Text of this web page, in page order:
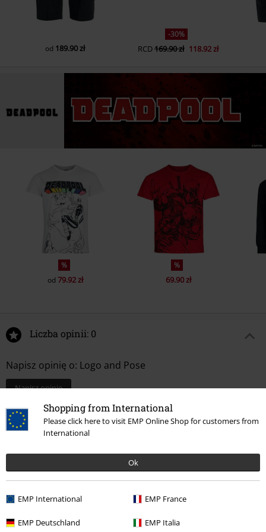
Shopping from International
Please click here to visit EMP Online Shop for customers from
International
Ok
EMP International EMP France
EMP Deutschland EMP Italia
od 189.90 zł
-30%
RCD169.90 zł 118.92 zł
%
od79.92 zł
%
69.90 zł
Liczba opinii: 0
Napisz opinię o: Logo and Pose
Napisz opinię